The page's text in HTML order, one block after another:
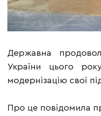
Державна
України цього
модернізацію свої
Про це повідомила